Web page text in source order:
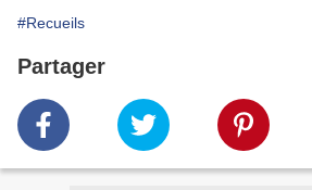
#Recueils
Partager